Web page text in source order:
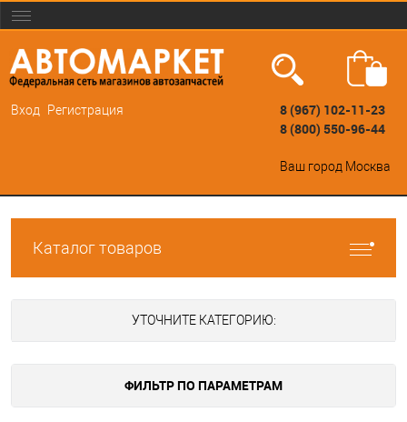
Вход Регистрация
8 (967) 102-11-23
8 (800) 550-96-44
Ваш город Москва
Каталог товаров
УТОЧНИТЕ КАТЕГОРИЮ:
ФИЛЬТР ПО ПАРАМЕТРАМ